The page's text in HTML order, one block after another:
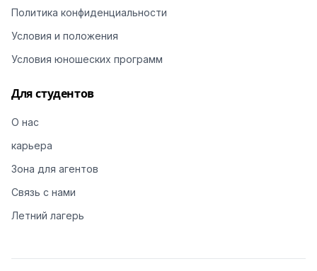
Политика конфиденциальности
Условия и положения
Условия юношеских программ
Для студентов
О нас
карьера
Зона для агентов
Связь с нами
Летний лагерь